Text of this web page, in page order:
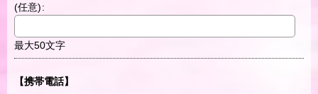
(任意):
最大50文字
【携帯電話】